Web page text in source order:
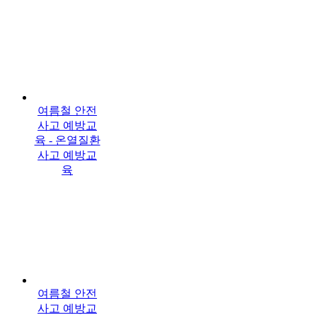
여름철 안전
사고 예방교
육 - 온열질환
사고 예방교
육
여름철 안전
사고 예방교